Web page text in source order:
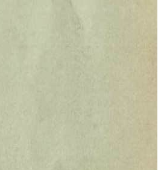
katalikiškų organizacijų nuosavybės
sustabdyta leidyba .